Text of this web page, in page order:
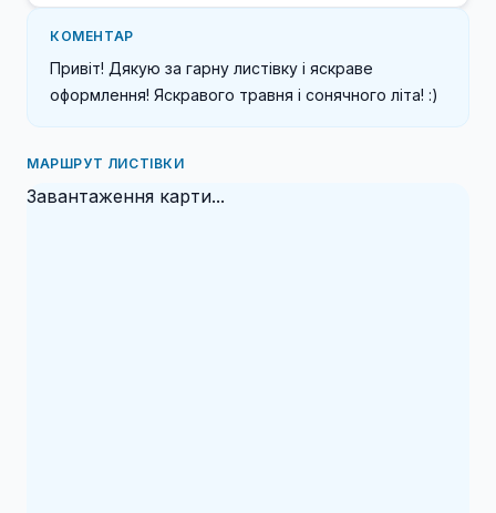
КОМЕНТАР
Привіт! Дякую за гарну листівку і яскраве
оформлення! Яскравого травня і сонячного літа! :)
МАРШРУТ ЛИСТІВКИ
Завантаження карти...